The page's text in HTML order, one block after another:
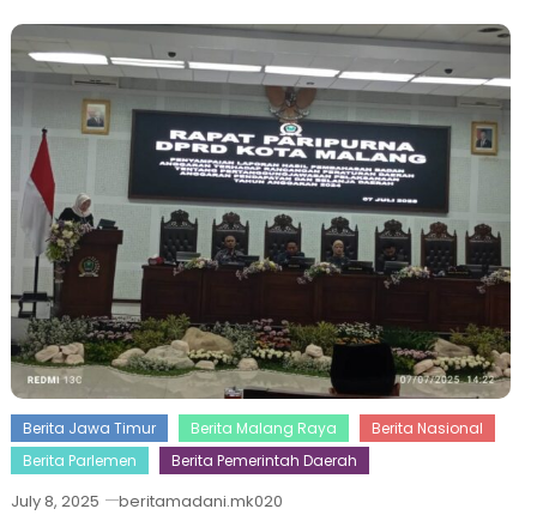
Berita Jawa Timur Berita Malang Raya
Berita Nasional
Berita Parlemen
Berita Pemerintah Daerah
July 8, 2025 beritamadani.mk020